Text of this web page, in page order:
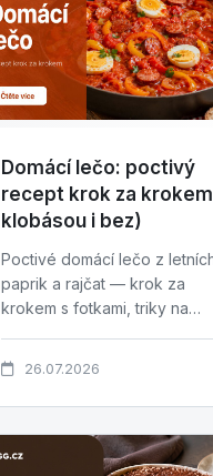
Domácí lečo: poctivý
recept krok za
klobásou i bez)
Poctivé domácí lečo z
paprik a rajčat — krok za
krokem s fotkami, triky na
26.07.2026